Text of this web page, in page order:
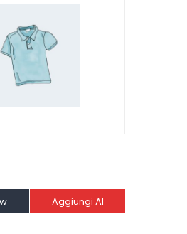
Aggiungi Al